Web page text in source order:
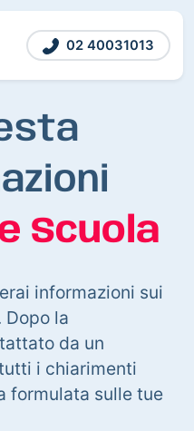
02 40031013
Scuola
informazioni sui
Dopo la
da un
i chiarimenti
formulata sulle tue